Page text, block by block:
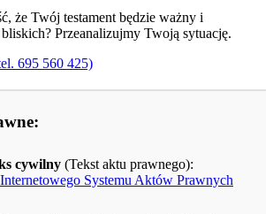
że Twój testament będzie ważny i
Przeanalizujmy Twoją sytuację.
695 560 425)
cywilny (Tekst aktu prawnego):
Systemu Aktów Prawnych